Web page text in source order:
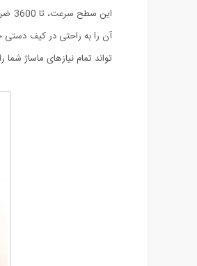
آن را به راحتی در کیف دستی
تواند تمام نیازهای ماساژ